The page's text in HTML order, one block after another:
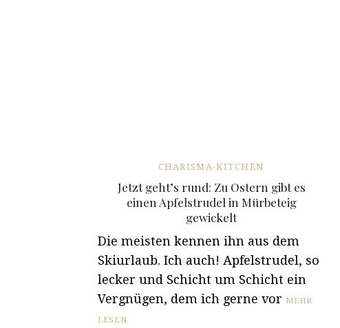
CHARISMA-KITCHEN
Jetzt geht’s rund: Zu Ostern gibt es
einen Apfelstrudel in Mürbeteig
gewickelt
Die meisten kennen ihn aus dem
Skiurlaub. Ich auch! Apfelstrudel, so
lecker und Schicht um Schicht ein
Vergnügen, dem ich gerne vor MEHR
LESEN